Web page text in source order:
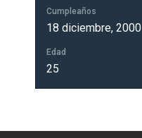
Cumpleaños
18 diciembre, 2000
Edad
25